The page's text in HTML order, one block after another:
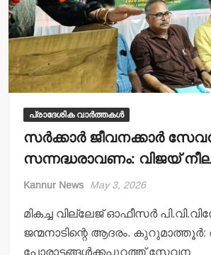
പ്രാദേശിക വാർത്തകൾ
സര്‍ക്കാര്‍ ജീവനക്കാര്‍
സന്നദ്ധരാവണം: വിജയ്
Kannur News May 3, 2026
മികച്ച വില്ലേജ് ഓഫീസര്‍
ജന്മനാടിന്റെ ആദരം.
പോരാട്ടങ്ങള്‍ക്കപ്പുറത്ത് സേവന